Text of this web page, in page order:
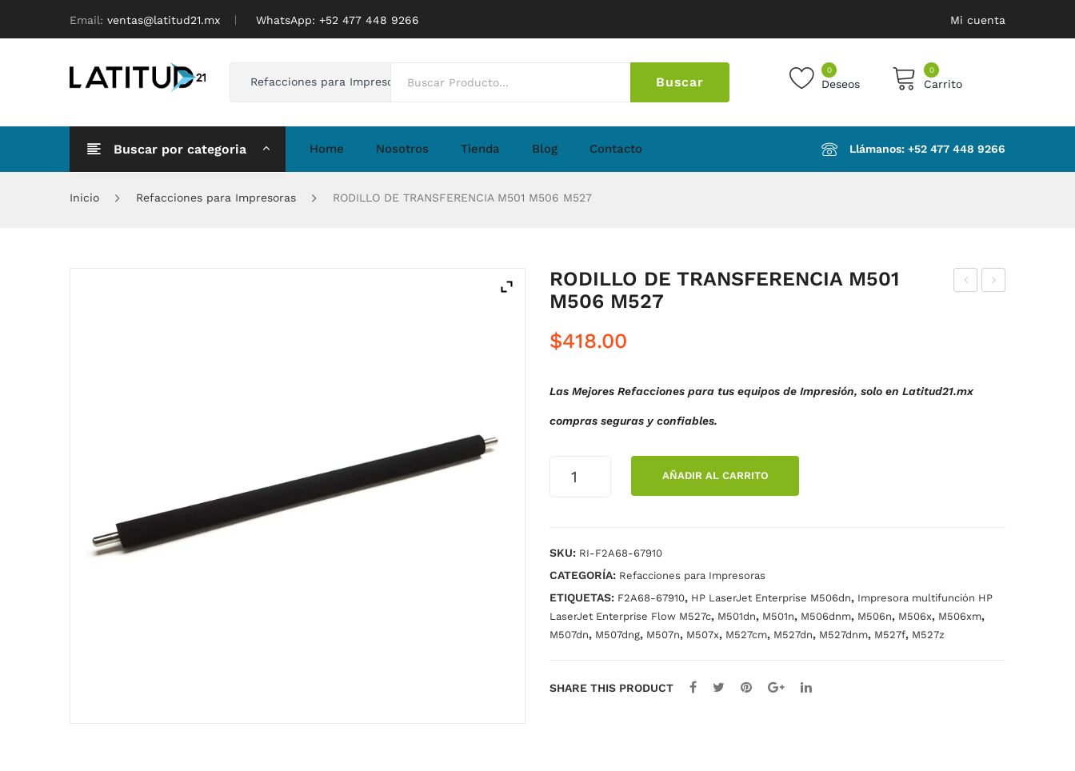
Email: ventas@latitud21.mx WhatsApp: ‪+52 477 448 9266 Mi cuenta
Refacciones para Impresoras Buscar
0
Deseos
0
Carrito
No products in the cart.
Buscar por categoria Home Nosotros Tienda Blog Contacto Llámanos: ‪+52 477 448 9266‬
Inicio Refacciones para Impresoras RODILLO DE TRANSFERENCIA M501 M506 M527
PR
ORI
GIN
RODILLO DE TRANSFERENCIA M501
M506 M527
$418.00
Las Mejores Refacciones para tus equipos de Impresión, solo en Latitud21.mx
compras seguras y confiables.
M527
cantidad
AÑADIR AL CARRITO
SKU: RI-F2A68-67910
CATEGORÍA: Refacciones para Impresoras
ETIQUETAS: F2A68-67910, HP LaserJet Enterprise M506dn, Impresora multifunción HP
LaserJet Enterprise Flow M527c, M501dn, M501n, M506dnm, M506n, M506x, M506xm,
M507dn, M507dng, M507n, M507x, M527cm, M527dn, M527dnm, M527f, M527z
SHARE THIS PRODUCT